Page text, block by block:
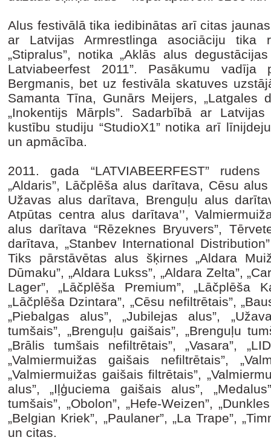
Alus festivālā tika iedibinātas arī citas
ar Latvijas Armrestlinga asociāciju tika
„Stipralus”, notika „Aklās alus
Latviabeerfest 2011”. Pasākumu vadīja
Bergmanis, bet uz festivāla skatuves
Samanta Tīna, Gunārs Meijers, „Latgales
„Inokentijs Mārpls”. Sadarbībā ar
kustību studiju “StudioX1” notika arī
un apmācība.
2011. gada “LATVIABEERFEST”
„Aldaris”, Lāčplēša alus darītava, Cēsu
Užavas alus darītava, Brenguļu alus
Atpūtas centra alus darītava’’,
alus darītava “Rēzeknes Bryuvers”,
darītava, „Stanbev International
Tiks pārstāvētas alus šķirnes „Aldara
Dūmaku”, „Aldara Lukss”, „Aldara Zelta”,
Lager”, „Lāčplēša Premium”, „Lāčplēša
„Lāčplēša Dzintara”, „Cēsu nefiltrētais”,
„Piebalgas alus”, „Jubilejas alus”,
tumšais”, „Brenguļu gaišais”, „Brenguļu
„Brālis tumšais nefiltrētais”, „Vasara”,
„Valmiermuižas gaišais nefiltrētais”,
„Valmiermuižas gaišais filtrētais”,
alus”, „Iļģuciema gaišais alus”,
tumšais”, „Obolon”, „Hefe-Weizen”,
„Belgian Kriek”, „Paulaner”, „La Trape”,
un citas.